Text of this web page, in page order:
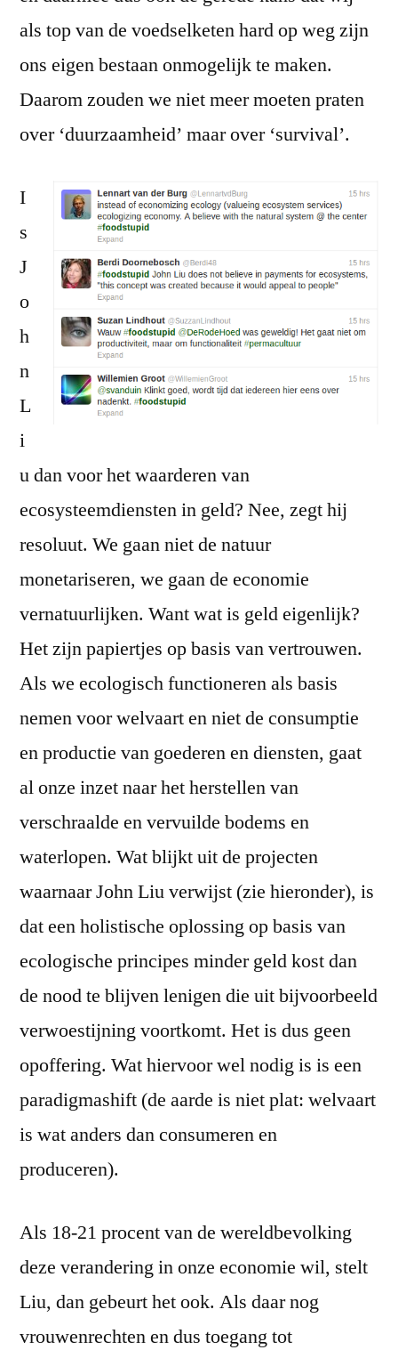
als top van de voedselketen hard op weg zijn
ons eigen bestaan onmogelijk te maken.
Daarom zouden we niet meer moeten praten
over ‘duurzaamheid’ maar over ‘survival’.
I
s
J
o
h
n
L
i
u dan voor het waarderen van
ecosysteemdiensten in geld? Nee, zegt hij
resoluut. We gaan niet de natuur
monetariseren, we gaan de economie
vernatuurlijken. Want wat is geld eigenlijk?
Het zijn papiertjes op basis van vertrouwen.
Als we ecologisch functioneren als basis
nemen voor welvaart en niet de consumptie
en productie van goederen en diensten, gaat
al onze inzet naar het herstellen van
verschraalde en vervuilde bodems en
waterlopen. Wat blijkt uit de projecten
waarnaar John Liu verwijst (zie hieronder), is
dat een holistische oplossing op basis van
ecologische principes minder geld kost dan
de nood te blijven lenigen die uit bijvoorbeeld
verwoestijning voortkomt. Het is dus geen
opoffering. Wat hiervoor wel nodig is is een
paradigmashift (de aarde is niet plat: welvaart
is wat anders dan consumeren en
produceren).
Als 18-21 procent van de wereldbevolking
deze verandering in onze economie wil, stelt
Liu, dan gebeurt het ook. Als daar nog
vrouwenrechten en dus toegang tot